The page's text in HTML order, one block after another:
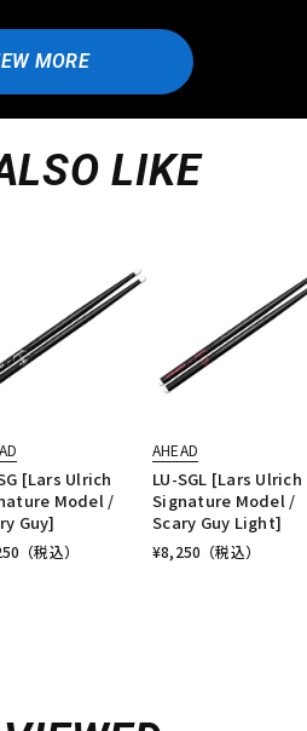
MORE
LIKE
[Lars Ulrich
Model /
Guy]
（税込）
AHEAD
LU-SGL [Lars Ulrich
Signature Model /
Scary Guy Light]
¥8,250 （税込）